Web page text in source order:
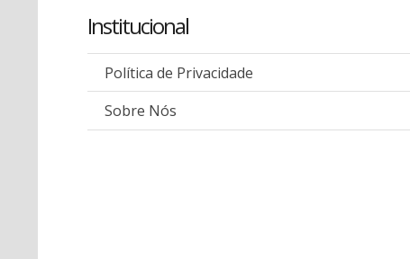
Institucional
Política de Privacidade
Sobre Nós